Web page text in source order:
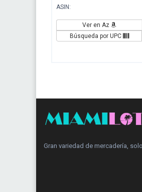
ASIN:
Ver en Az
Búsqueda por UPC
Gran variedad de mercadería,